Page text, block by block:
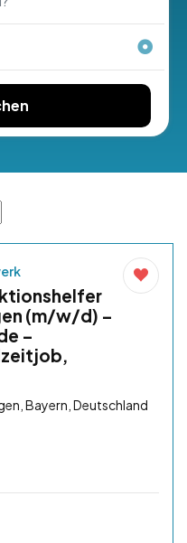
(m/w/d) –
–
Bayern, Deutschland